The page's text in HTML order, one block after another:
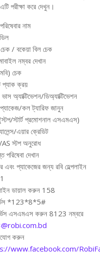
পরীক্ষা করে দেখুন।
নাম
/ বকেয়া বিল চেক
নম্বর দেখান
চেক
প্যাক ক্রয়
অ্যাক্টিভেশন/ডিঅ্যাক্টিভেশন
কল ট্যারিফ জানুন
স্টার্ট প্রমোশনাল এসএমএস)
এয়ার ক্রেডিট
স্টপ অনুরোধ
দেখান
এবং প্যাকেজের জন্য রবি হেল্পলাইন
ডায়াল করুন 158
*123*8*5#
এসএমএস করুন 8123 নম্বরে
করুন
www.facebook.com/